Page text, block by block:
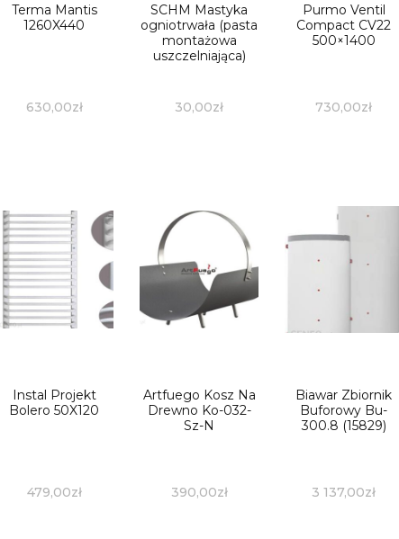
Terma Mantis
1260X440
630,00zł
SCHM Mastyka
ogniotrwała (pasta
montażowa
uszczelniająca)
30,00zł
Purmo Ventil
Compact CV22
500×1400
730,00zł
Instal Projekt
Bolero 50X120
479,00zł
Artfuego Kosz Na
Drewno Ko-032-
Sz-N
390,00zł
Biawar Zbiornik
Buforowy Bu-
300.8 (15829)
3 137,00zł